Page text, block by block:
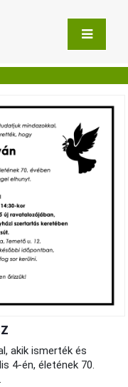
akik ismerték és
4-én, életének 70.